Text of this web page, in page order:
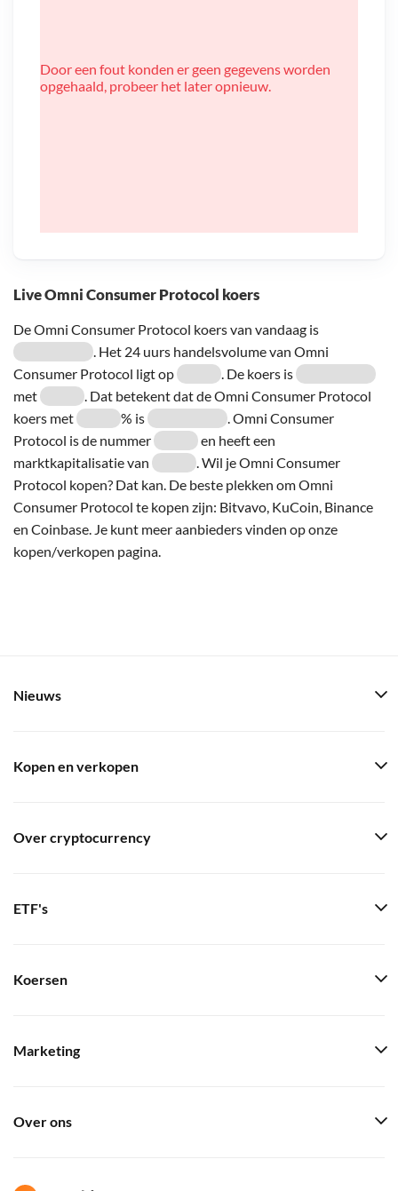
Live Omni Consumer Protocol koers
De Omni Consumer Protocol koers van vandaag is
. Het 24 uurs handelsvolume van Omni
Consumer Protocol ligt op
. De koers is
met
. Dat betekent dat de Omni Consumer Protocol
koers met
% is
. Omni Consumer
Protocol is de nummer
en heeft een
marktkapitalisatie van
. Wil je Omni Consumer
Protocol kopen? Dat kan. De beste plekken om Omni
Consumer Protocol te kopen zijn: Bitvavo, KuCoin, Binance
en Coinbase. Je kunt meer aanbieders vinden op onze
kopen/verkopen pagina.
Door een fout konden er geen gegevens worden
opgehaald, probeer het later opnieuw.
Nieuws
Kopen en verkopen
Over cryptocurrency
ETF's
Koersen
Marketing
Over ons